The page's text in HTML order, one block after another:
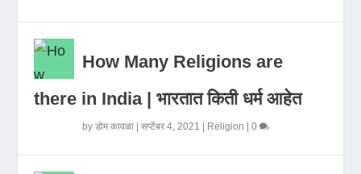
How Many Religions are
there in India | भारतात किती धर्म आहेत
byडोम कावळा |सप्टेंबर 4, 2021 Religion |0